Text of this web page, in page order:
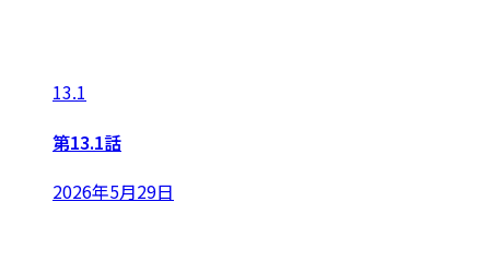
13.1
第13.1話
2026年5月29日